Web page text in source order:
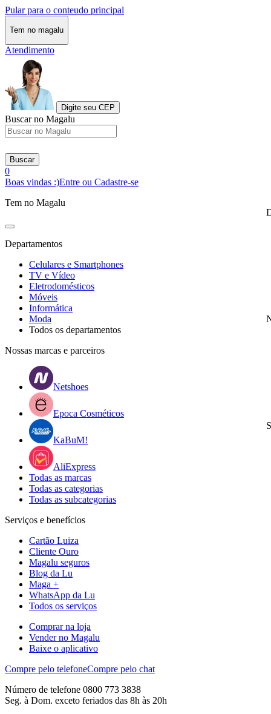
Pular para o conteudo principal
Tem no magalu
Atendimento
Digite seu CEP
Buscar no Magalu
Buscar
0
Boas vindas :)Entre ou Cadastre-se
Tem no Magalu
Departamentos
Celulares e Smartphones
TV e Vídeo
Eletrodomésticos
Móveis
Informática
Moda
Todos os departamentos
Nossas marcas e parceiros
Netshoes
Epoca Cosméticos
KaBuM!
AliExpress
Todas as marcas
Todas as categorias
Todas as subcategorias
Serviços e benefícios
Cartão Luiza
Cliente Ouro
Magalu seguros
Blog da Lu
Maga +
WhatsApp da Lu
Todos os serviços
Comprar na loja
Vender no Magalu
Baixe o aplicativo
Compre pelo telefoneCompre pelo chat
Número de telefone 0800 773 3838
Seg. à Dom. exceto feriados das 8h às 20h